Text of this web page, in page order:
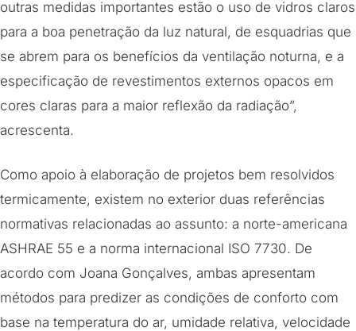
outras medidas importantes estão o uso de vidros claros
para a boa penetração da luz natural, de esquadrias que
se abrem para os benefícios da ventilação noturna, e a
especificação de revestimentos externos opacos em
cores claras para a maior reflexão da radiação”,
acrescenta.
Como apoio à elaboração de projetos bem resolvidos
termicamente, existem no exterior duas referências
normativas relacionadas ao assunto: a norte-americana
ASHRAE 55 e a norma internacional ISO 7730. De
acordo com Joana Gonçalves, ambas apresentam
métodos para predizer as condições de conforto com
base na temperatura do ar, umidade relativa, velocidade